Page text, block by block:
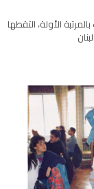
الأولة، التقطها